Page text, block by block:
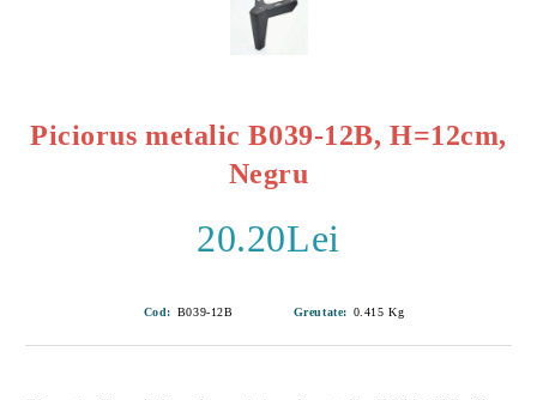
Piciorus metalic B039-12B, H=12cm,
Negru
20.20Lei
Cod: B039-12B Greutate: 0.415 Kg